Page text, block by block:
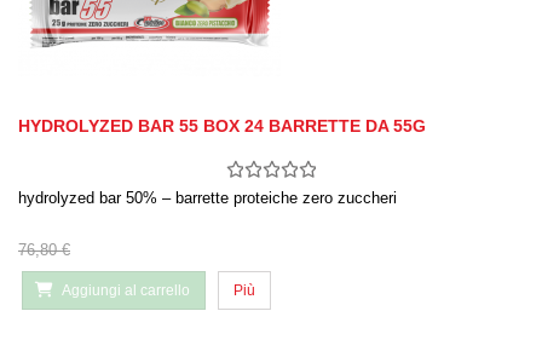
HYDROLYZED BAR 55 BOX 24 BARRETTE DA 55G
hydrolyzed bar 50% – barrette proteiche zero zuccheri
76,80 €
Aggiungi al carrello Più